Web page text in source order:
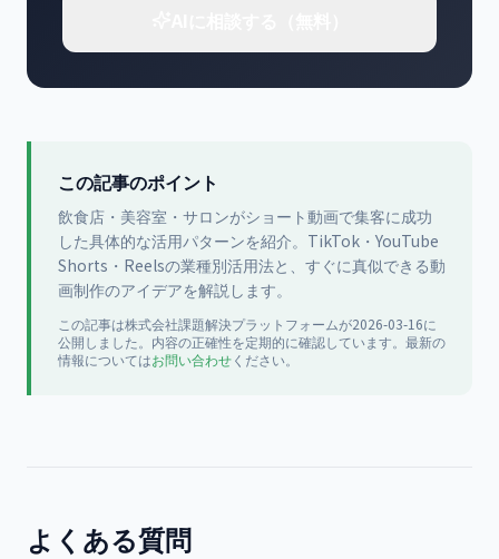
この記事のポイント
飲食店・美容室・サロンがショート動画で集客に成功
した具体的な活用パターンを紹介。TikTok・YouTube
Shorts・Reelsの業種別活用法と、すぐに真似できる動
画制作のアイデアを解説します。
この記事は株式会社課題解決プラットフォームが2026-03-16に
公開しました。内容の正確性を定期的に確認しています。最新の
情報についてはお問い合わせください。
よくある質問